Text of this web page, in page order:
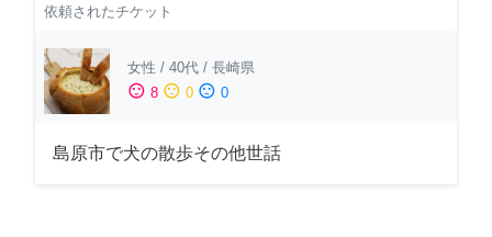
依頼されたチケット
女性 / 40代 / 長崎県
sentiment_satisfied 8 sentiment_neutral 0 sentiment_dissatisfied 0
島原市で犬の散歩その他世話